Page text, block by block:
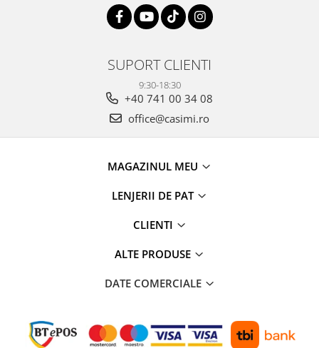
SUPORT CLIENTI
9:30-18:30
+40 741 00 34 08
office@casimi.ro
MAGAZINUL MEU
LENJERII DE PAT
CLIENTI
ALTE PRODUSE
DATE COMERCIALE